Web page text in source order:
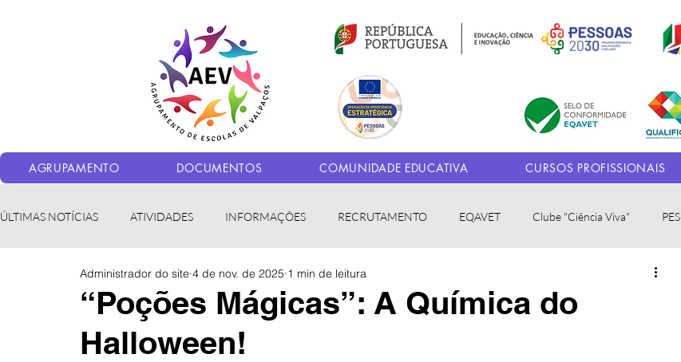
AGRUPAMENTO DOCUMENTOS COMUNIDADE EDUCATIVA CURSOS PROFISSIONAIS
ÚLTIMAS NOTÍCIAS ATIVIDADES INFORMAÇÕES RECRUTAMENTO EQAVET Clube "Ciência Viva" PES
Bibliotecas LER fora da Escola ERASMUS+ LED
“Poções Mágicas”: A Química do
Halloween!
Administrador do site 4 de nov. de 2025 1 min de leitura